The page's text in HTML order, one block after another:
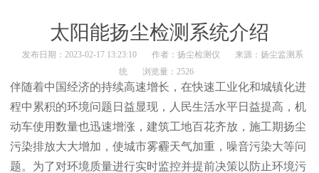
太阳能扬尘检测系统介绍
发布日期：2023-02-17 13:23:10 作者： 扬尘检测仪 来源： 扬尘监测系
统
浏览量：2526
伴随着中国经济的持续高速增长，在快速工业化和城镇化进
程中累积的环境问题日益显现，人民生活水平日益提高，机
动车使用数量也迅速增涨，建筑工地百花齐放，施工期扬尘
污染排放大大增加，使城市雾霾天气加重，噪音污染大等问
题。为了对环境质量进行实时监控并提前决策以防止环境污